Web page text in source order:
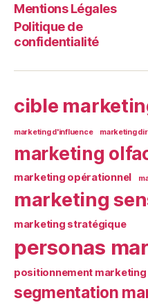
Mentions Légales
Politique de
confidentialité
cible
marketing d'influence marketing
marketing
marketing opérationnel
marketing
marketing stratégique
personas
positionnement marketing
segmentation